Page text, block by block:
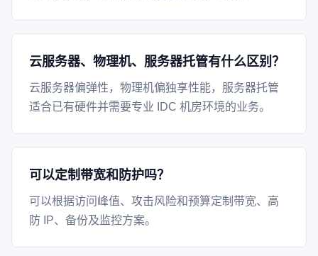
云服务器、物理机、服务器托管有什么区别？
云服务器偏弹性，物理机偏独享性能，服务器托管
适合已有硬件并需要专业 IDC 机房环境的业务。
可以定制带宽和防护吗？
可以根据访问峰值、攻击风险和预算定制带宽、高
防 IP、备份及监控方案。